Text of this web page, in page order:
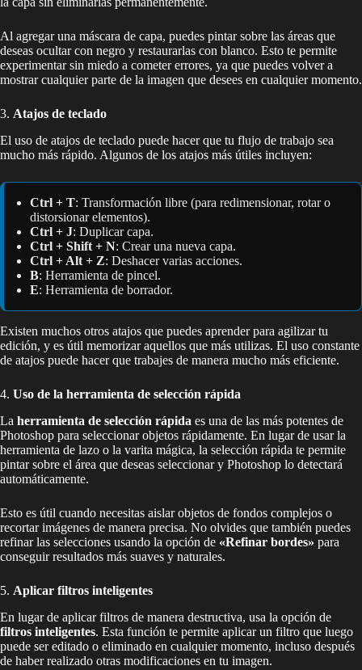
Al agregar una máscara de capa, puedes pintar sobre las áreas que
deseas ocultar con negro y restaurarlas con blanco. Esto te permite
experimentar sin miedo a cometer errores, ya que puedes volver a
mostrar cualquier parte de la imagen que desees en cualquier momento.
3. Atajos de teclado
El uso de atajos de teclado puede hacer que tu flujo de trabajo sea
mucho más rápido. Algunos de los atajos más útiles incluyen:
Ctrl + T: Transformación libre (para redimensionar, rotar o
distorsionar elementos).
Ctrl + J: Duplicar capa.
Ctrl + Shift + N: Crear una nueva capa.
Ctrl + Alt + Z: Deshacer varias acciones.
B: Herramienta de pincel.
E: Herramienta de borrador.
Existen muchos otros atajos que puedes aprender para agilizar tu
edición, y es útil memorizar aquellos que más utilizas. El uso constante
de atajos puede hacer que trabajes de manera mucho más eficiente.
4. Uso de la herramienta de selección rápida
La herramienta de selección rápida es una de las más potentes de
Photoshop para seleccionar objetos rápidamente. En lugar de usar la
herramienta de lazo o la varita mágica, la selección rápida te permite
pintar sobre el área que deseas seleccionar y Photoshop lo detectará
automáticamente.
Esto es útil cuando necesitas aislar objetos de fondos complejos o
recortar imágenes de manera precisa. No olvides que también puedes
refinar las selecciones usando la opción de «Refinar bordes» para
conseguir resultados más suaves y naturales.
5. Aplicar filtros inteligentes
En lugar de aplicar filtros de manera destructiva, usa la opción de
filtros inteligentes. Esta función te permite aplicar un filtro que luego
puede ser editado o eliminado en cualquier momento, incluso después
de haber realizado otras modificaciones en tu imagen.